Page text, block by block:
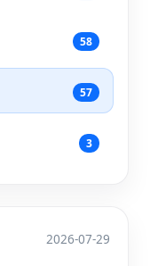
58
57
3
2026-07-29